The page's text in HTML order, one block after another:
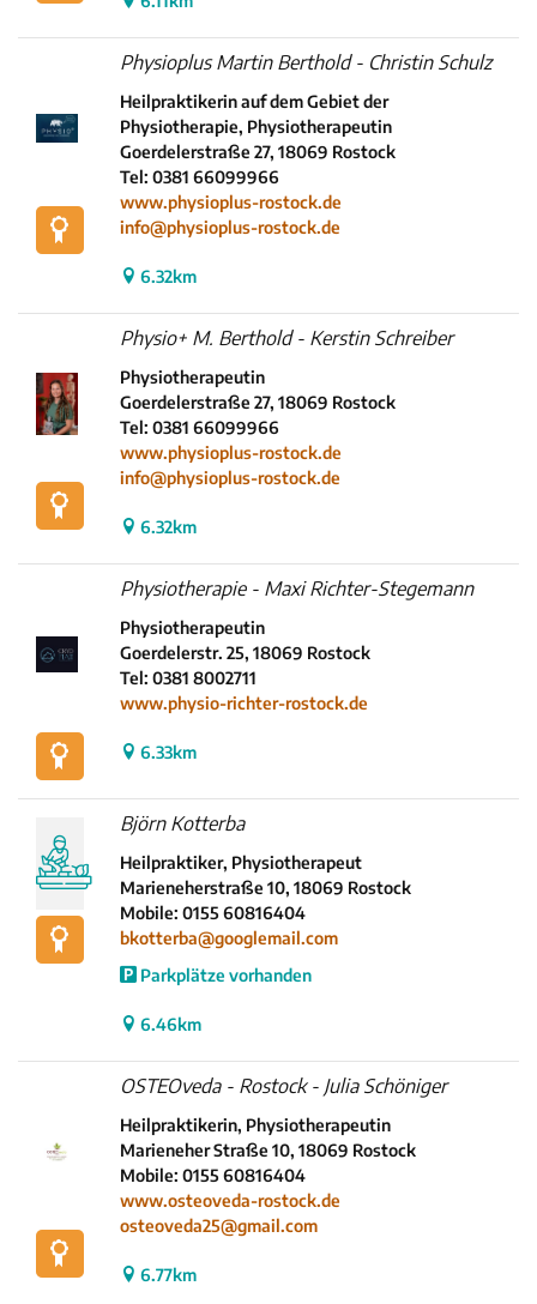
Physioplus Martin Berthold - Christin Schulz
Heilpraktikerin auf dem Gebiet der
Physiotherapie, Physiotherapeutin
Goerdelerstraße 27, 18069 Rostock
Tel: 0381 66099966
www.physioplus-rostock.de
info@physioplus-rostock.de
6.32km
Physio+ M. Berthold - Kerstin Schreiber
Physiotherapeutin
Goerdelerstraße 27, 18069 Rostock
Tel: 0381 66099966
www.physioplus-rostock.de
info@physioplus-rostock.de
6.32km
Physiotherapie - Maxi Richter-Stegemann
Physiotherapeutin
Goerdelerstr. 25, 18069 Rostock
Tel: 0381 8002711
www.physio-richter-rostock.de
6.33km
Björn Kotterba
Heilpraktiker, Physiotherapeut
Marieneherstraße 10, 18069 Rostock
Mobile: 0155 60816404
bkotterba@googlemail.com
Parkplätze vorhanden
6.46km
OSTEOveda - Rostock - Julia Schöniger
Heilpraktikerin, Physiotherapeutin
Marieneher Straße 10, 18069 Rostock
Mobile: 0155 60816404
www.osteoveda-rostock.de
osteoveda25@gmail.com
6.77km